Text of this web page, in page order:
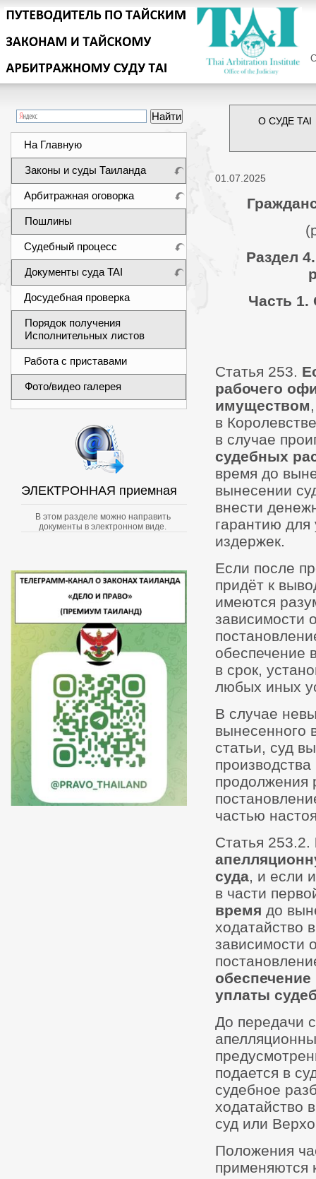
На Главную
Законы и суды Таиланда
Арбитражная оговорка
Пошлины
Судебный процесс
Документы суда TAI
Досудебная проверка
Порядок получения
Исполнительных листов
Работа с приставами
Фото/видео галерея
ЭЛЕКТРОННАЯ приемная
В этом разделе можно направить
документы в электронном виде.
О СУДЕ TAI
01.07.2025
Раздел
Часть
Статья 253.
рабочего
имуществом
в
в случае
судебных
время до
вынесении
внести
гарантию для
издержек.
Если после
придёт к
имеются
зависимости
обеспечение
в срок,
любых иных
В случае
вынесенного
статьи, суд
продолжения
частью
Статья 253.2.
суда, и если
в части
время до
ходатайство
зависимости
уплаты
До передачи
подается в
судебное
ходатайство
суд или
Положения
применяются